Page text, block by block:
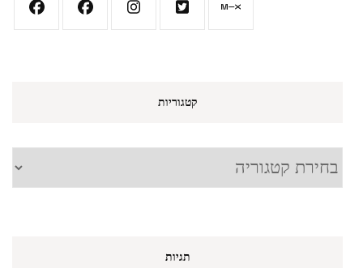
קטגוריות
קטגוריות
תגיות